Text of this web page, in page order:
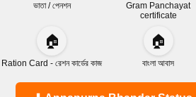
ভাতা / পেনশন
Gram Panchayat
certificate
🏠
Ration Card - রেশন কার্ডের কাজ
🏠
বাংলা আবাস